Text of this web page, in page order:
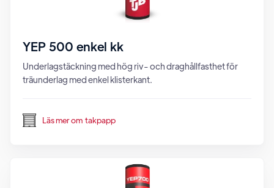
YEP 500 enkel kk
Underlagstäckning med hög riv- och draghållfasthet för
träunderlag med enkel klisterkant.
Läs mer om takpapp